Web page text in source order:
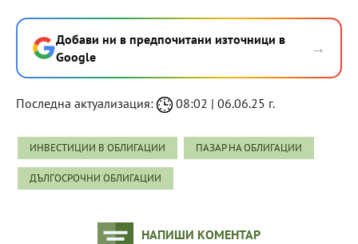
Добави ни в предпочитани източници в
Google
→
Последна актуализация: 08:02 | 06.06.25 г.
ИНВЕСТИЦИИ В ОБЛИГАЦИИ ПАЗАР НА ОБЛИГАЦИИ
ДЪЛГОСРОЧНИ ОБЛИГАЦИИ
НАПИШИ КОМЕНТАР